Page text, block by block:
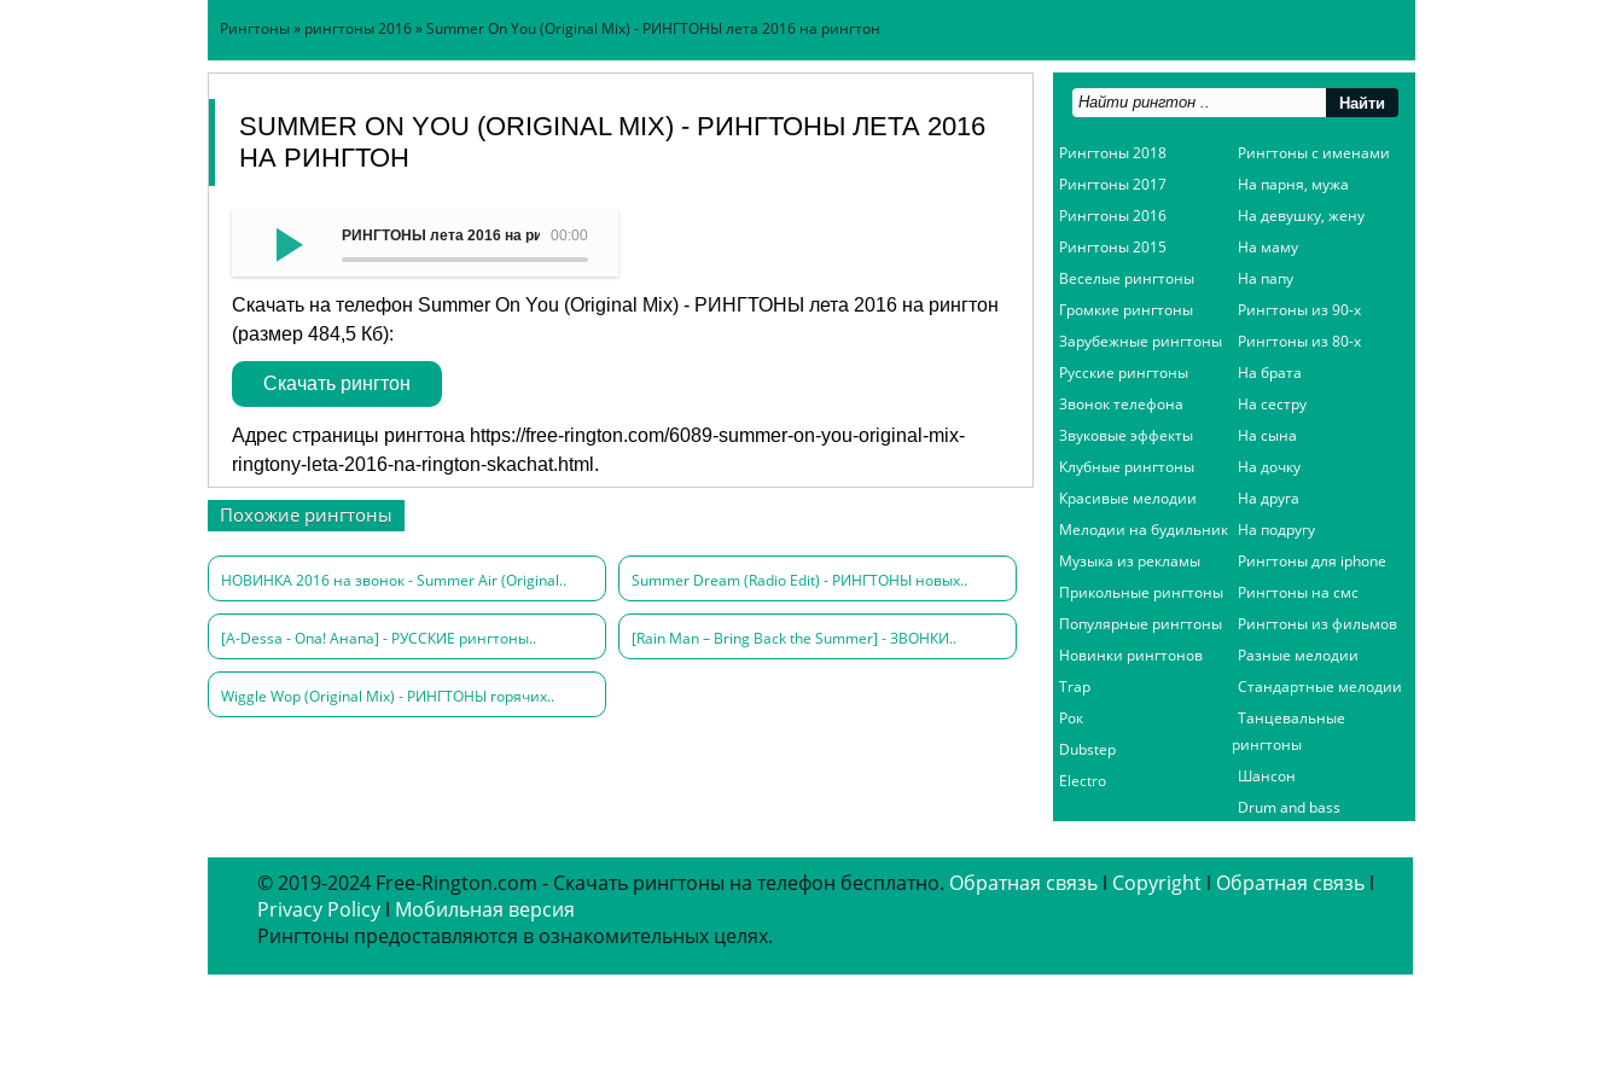
Рингтоны» рингтоны 2016» Summer On You (Original Mix) - РИНГТОНЫ лета 2016 на рингтон
SUMMER ON YOU (ORIGINAL MIX) - РИНГТОНЫ ЛЕТА 2016
НА РИНГТОН
00:00
РИНГТОНЫ лета 2016 на рингтон - Summer On You (Original Mix)
Скачать на телефон Summer On You (Original Mix) - РИНГТОНЫ лета 2016 на рингтон
(размер 484,5 Кб):
Скачать рингтон
Адрес страницы рингтона https://free-rington.com/6089-summer-on-you-original-mix-
ringtony-leta-2016-na-rington-skachat.html .
Похожие рингтоны
НОВИНКА 2016 на звонок - Summer Air (Original.. Summer Dream (Radio Edit) - РИНГТОНЫ новых..
[A-Dessa - Опа! Анапа] - РУССКИЕ рингтоны.. [Rain Man – Bring Back the Summer] - ЗВОНКИ..
Wiggle Wop (Original Mix) - РИНГТОНЫ горячих..
Рингтоны 2018
Рингтоны 2017
Рингтоны 2016
Рингтоны 2015
Веселые рингтоны
Громкие рингтоны
Зарубежные рингтоны
Русские рингтоны
Звонок телефона
Звуковые эффекты
Клубные рингтоны
Красивые мелодии
Мелодии на будильник
Музыка из рекламы
Прикольные рингтоны
Популярные рингтоны
Новинки рингтонов
Trap
Рок
Dubstep
Electro
Рингтоны с именами
На парня, мужа
На девушку, жену
На маму
На папу
Рингтоны из 90-х
Рингтоны из 80-х
На брата
На сестру
На сына
На дочку
На друга
На подругу
Рингтоны для iphone
Рингтоны на смс
Рингтоны из фильмов
Разные мелодии
Стандартные мелодии
Танцевальные
рингтоны
Шансон
Drum and bass
© 2019-2024 Free-Rington.com - Скачать рингтоны на телефон бесплатно. Обратная связь ǀ Copyright ǀ Обратная связь ǀ
Privacy Policy ǀ Мобильная версия
Рингтоны предоставляются в ознакомительных целях.